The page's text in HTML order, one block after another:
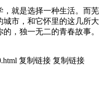
就是选择一种生活。而芜
市，和它怀里的这几所大
，独一无二的青春故事。
复制链接 复制链接